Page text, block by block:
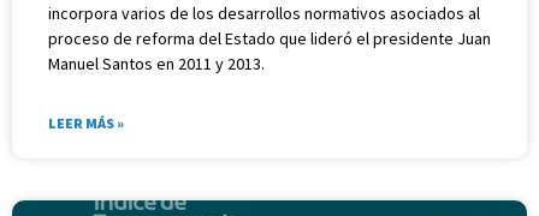
incorpora varios de los desarrollos normativos asociados al
proceso de reforma del Estado que lideró el presidente Juan
Manuel Santos en 2011 y 2013.
LEER MÁS »